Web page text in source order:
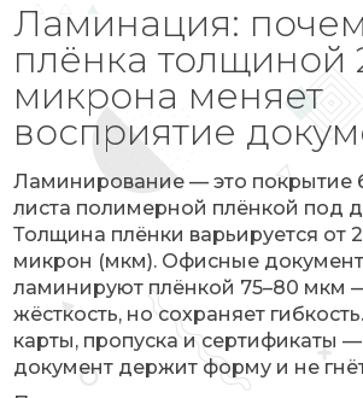
Ламинация:
плёнка толщиной
микрона меняет
восприятие
Ламинирование — это покрытие
листа полимерной плёнкой под
Толщина плёнки варьируется от
микрон (мкм). Офисные
ламинируют плёнкой 75–80 мкм
жёсткость, но сохраняет
карты, пропуска и сертификаты —
документ держит форму и не